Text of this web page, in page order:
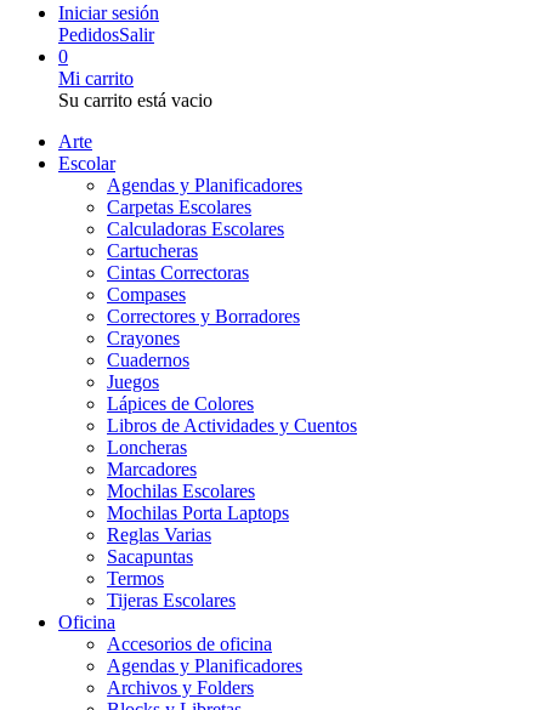
Iniciar sesión
PedidosSalir
0
Mi carrito
Su carrito está vacio
Arte
Escolar
Agendas y Planificadores
Carpetas Escolares
Calculadoras Escolares
Cartucheras
Cintas Correctoras
Compases
Correctores y Borradores
Crayones
Cuadernos
Juegos
Lápices de Colores
Libros de Actividades y Cuentos
Loncheras
Marcadores
Mochilas Escolares
Mochilas Porta Laptops
Reglas Varias
Sacapuntas
Termos
Tijeras Escolares
Oficina
Accesorios de oficina
Agendas y Planificadores
Archivos y Folders